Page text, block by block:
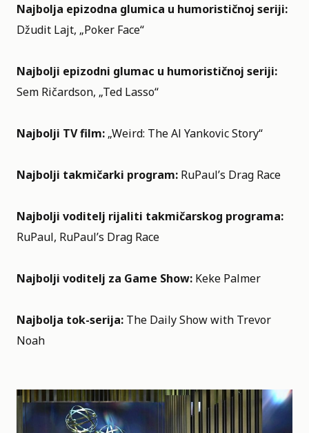
Najbolja epizodna glumica u humorističnoj seriji:
Džudit Lajt, „Poker Face“
Najbolji epizodni glumac u humorističnoj seriji:
Sem Ričardson, „Ted Lasso“
Najbolji TV film: „Weird: The Al Yankovic Story“
Najbolji takmičarki program: RuPaul’s Drag Race
Najbolji voditelj rijaliti takmičarskog programa:
RuPaul, RuPaul’s Drag Race
Najbolji voditelj za Game Show: Keke Palmer
Najbolja tok-serija: The Daily Show with Trevor
Noah